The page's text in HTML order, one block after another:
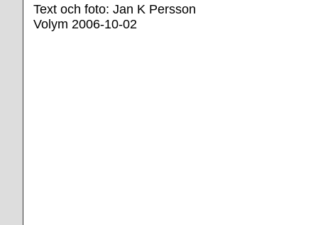
Text och foto: Jan K Persson
Volym 2006-10-02